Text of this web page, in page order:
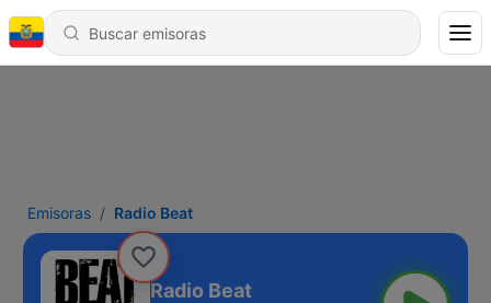
Emisoras Radio Beat
Radio Beat